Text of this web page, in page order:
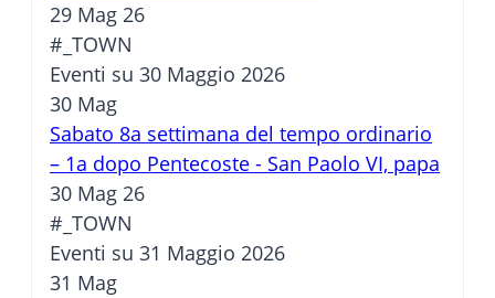
29 Mag 26
#_TOWN
Eventi su 30 Maggio 2026
30 Mag
Sabato 8a settimana del tempo ordinario
– 1a dopo Pentecoste - San Paolo VI, papa
30 Mag 26
#_TOWN
Eventi su 31 Maggio 2026
31 Mag